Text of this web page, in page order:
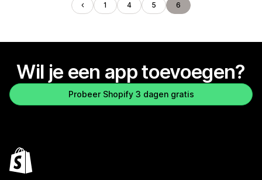
1 4 5 6
Wil je een app toevoegen?
Probeer Shopify 3 dagen gratis